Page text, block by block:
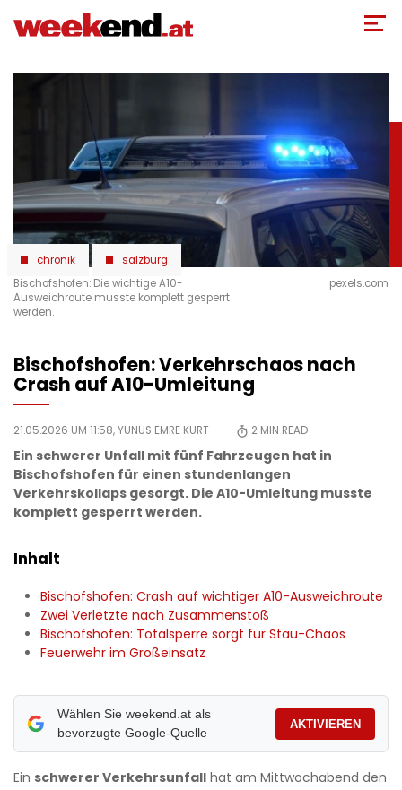
zum
chronik
salzburg
Bischofshofen: Die wichtige A10-
Ausweichroute musste komplett gesperrt
werden.
pexels.com
Bischofshofen: Verkehrschaos nach
Crash auf A10-Umleitung
21.05.2026 UM 11:58,YUNUS EMRE KURT 2 MIN READ
Ein schwerer Unfall mit fünf Fahrzeugen hat in
Bischofshofen für einen stundenlangen
Verkehrskollaps gesorgt. Die A10-Umleitung musste
komplett gesperrt werden.
Inhalt
Bischofshofen: Crash auf wichtiger A10-Ausweichroute
Zwei Verletzte nach Zusammenstoß
Bischofshofen: Totalsperre sorgt für Stau-Chaos
Feuerwehr im Großeinsatz
Wählen Sie weekend.at als
bevorzugte Google-Quelle
AKTIVIEREN
Ein schwerer Verkehrsunfall hat am Mittwochabend den